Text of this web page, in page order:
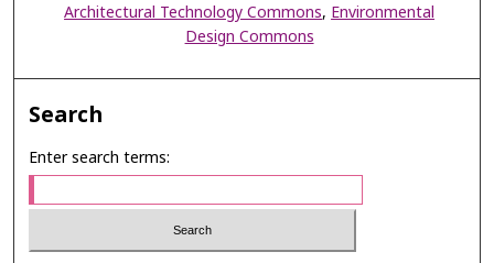
Architectural Technology Commons, Environmental
Design Commons
Search
Enter search terms: